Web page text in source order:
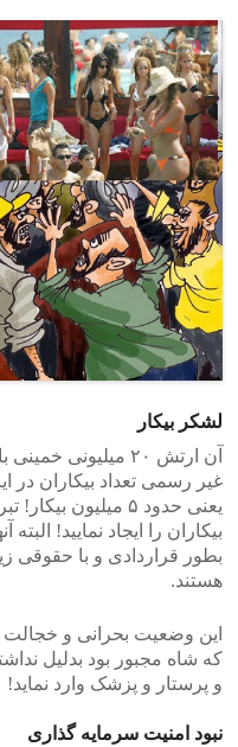
لشکر بیکار
آن ارتش ۲۰ میلیونی
یعنی حدود ۵ میلیون
بیکاران را ایجاد نمایید!
بطور قراردادی و با حقوقی
هستند.
این وضعیت بحرانی و خجالت
که شاه مجبور بود بدلیل
و پرستار و پزشک وارد نماید!
نبود امنیت سرمایه گذاری
<